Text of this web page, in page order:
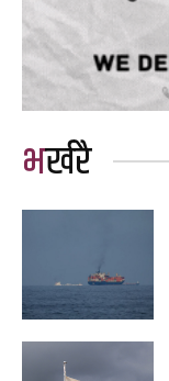
भर्खरै